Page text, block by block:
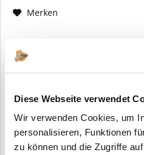
Diese Webseite verwendet
Wir verwenden Cookies, um
personalisieren, Funktionen
zu können und die Zugriffe
Merken
Fragen zum Artikel?
Info:
Dieser
Widerruf /